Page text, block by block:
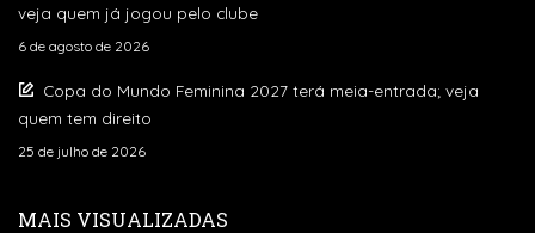
veja quem já jogou pelo clube
6 de agosto de 2026
Copa do Mundo Feminina 2027 terá meia-entrada; veja
quem tem direito
25 de julho de 2026
MAIS VISUALIZADAS